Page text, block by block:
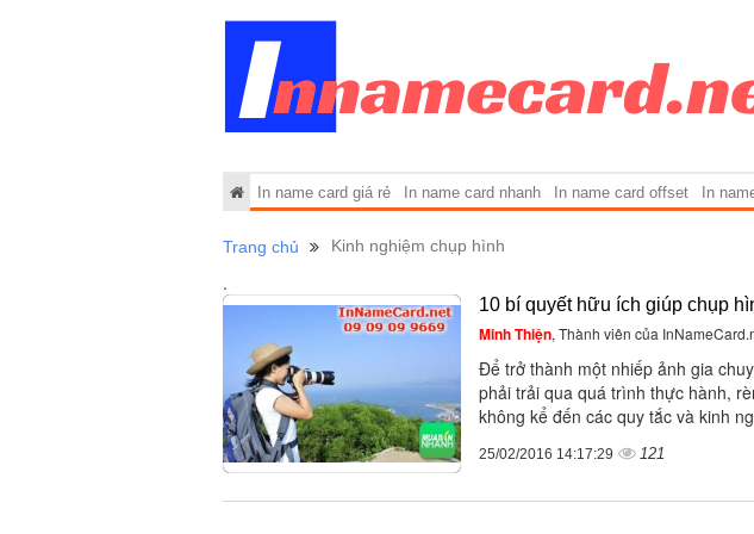
In name card giá rẻ In name card nhanh In name card offset In
Trang chủ Kinh nghiệm chụp hình
.
10 bí quyết hữu ích giúp chụp
Minh Thiện, Thành viên của
Để trở thành một nhiếp ảnh gia
phải trải qua quá trình thực hành,
không kể đến các quy tắc và kinh
25/02/2016 14:17:29 121